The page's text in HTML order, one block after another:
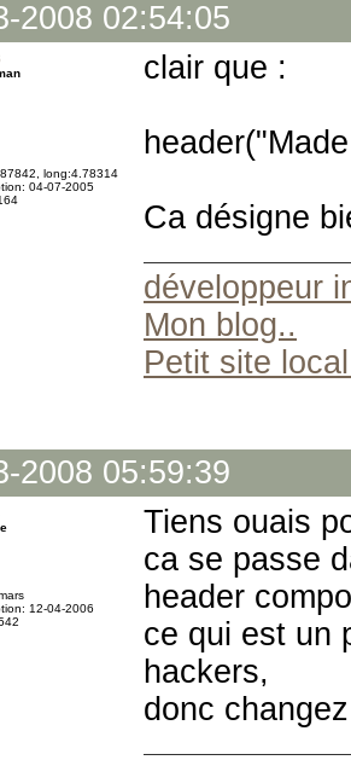
2008 02:54:05
long:4.78314
04-07-2005
clair que :
Ca désigne
développeur
Mon blog..
Petit site
2008 05:59:39
12-04-2006
Tiens ouais
ca se passe
header
ce qui est un
hackers,
donc